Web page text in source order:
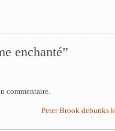
enchanté”
commentaire.
Peter Brook debunks